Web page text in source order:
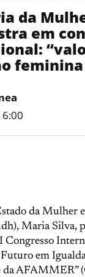
da
em
feminina
da Mulher
Maria Silva,
Congresso
em
da AFAMMER”